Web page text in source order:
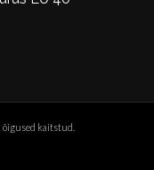
kaitstud.